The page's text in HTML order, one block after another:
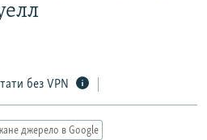
без VPN
джерело в Google